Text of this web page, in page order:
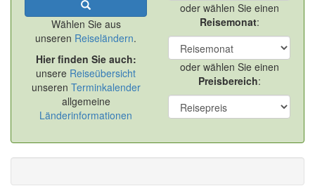
Wählen Sie aus
unseren Reiseländern.
Hier finden Sie auch:
unsere Reiseübersicht
unseren Terminkalender
allgemeine
Länderinformationen
oder wählen Sie einen
Reisemonat:
oder wählen Sie einen
Preisbereich: